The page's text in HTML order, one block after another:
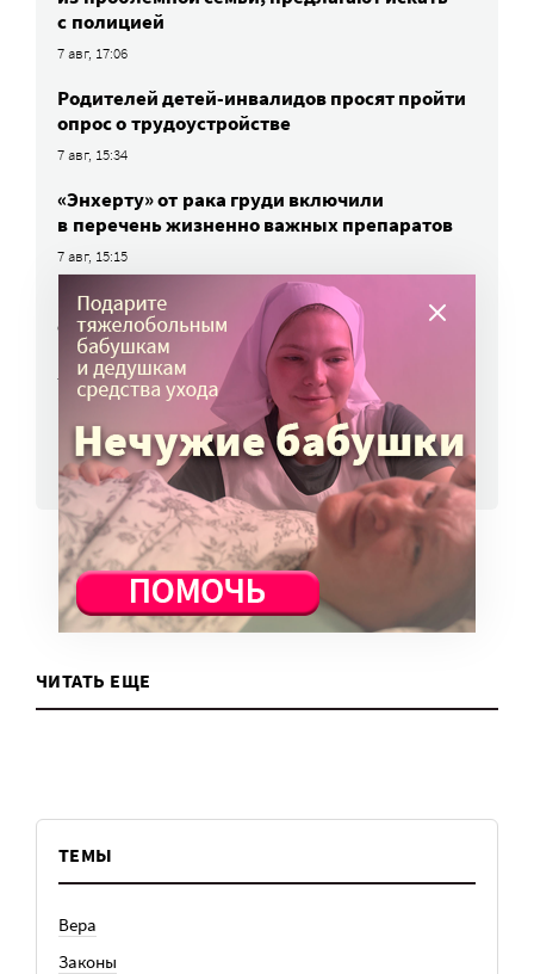
с полицией
7 авг, 17:06
Родителей детей-инвалидов просят пройти
опрос о трудоустройстве
7 авг, 15:34
«Энхерту» от рака груди включили
в перечень жизненно важных препаратов
7 авг, 15:15
НКО часто рискуют нарушить закон
о персональных данных. Как этого
избежать?
7 авг, 13:13
ВСЕ НОВОСТИ
ЧИТАТЬ ЕЩЕ
ТЕМЫ
Вера
Законы